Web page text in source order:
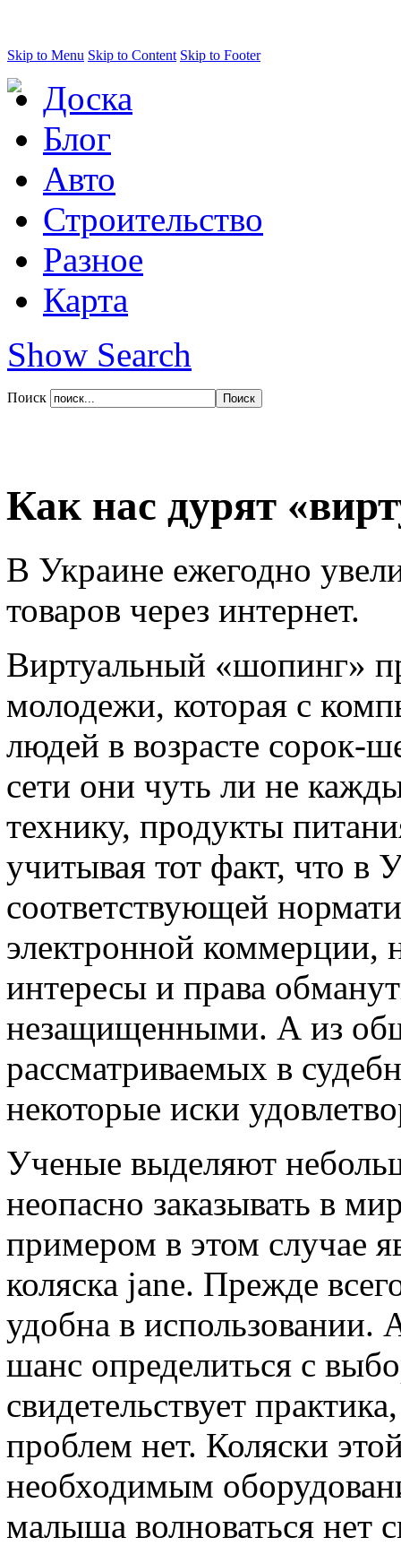
Skip to Menu Skip to Content Skip to Footer
Доска
Блог
Авто
Строительство
Разное
Карта
Show Search
Поиск
Как нас дурят
В Украине ежегодно
товаров через интернет.
Виртуальный «шопинг»
молодежи, которая с
людей в возрасте сорок-
сети они чуть ли не
технику, продукты
учитывая тот факт, что в
соответствующей
электронной коммерции,
интересы и права
незащищенными. А из
рассматриваемых в
некоторые иски
Ученые выделяют
неопасно заказывать в
примером в этом случае
коляска jane. Прежде
удобна в использовании.
шанс определиться с
свидетельствует
проблем нет. Коляски
необходимым
малыша волноваться нет